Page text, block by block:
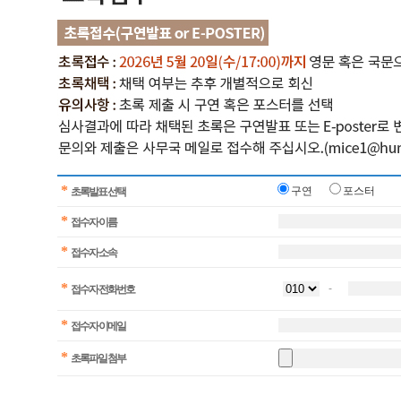
* 초록발표 선택 구연 포스터
* 접수자 이름
* 접수자 소속
* 접수자 전화번호 -
* 접수자 이메일
* 초록파일 첨부